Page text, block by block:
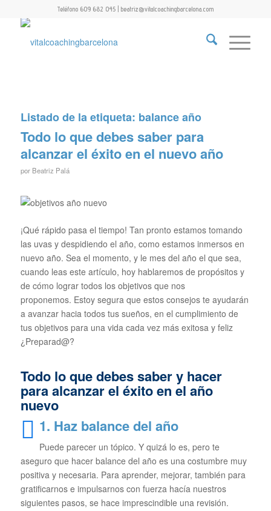
Teléfono 609 682 045 | beatriz@vitalcoachingbarcelona.com
Listado de la etiqueta: balance año
Todo lo que debes saber para
alcanzar el éxito en el nuevo año
por Beatriz Palá
¡Qué rápido pasa el tiempo! Tan pronto estamos tomando
las uvas y despidiendo el año, como estamos inmersos en
nuevo año. Sea el momento, y le mes del año el que sea,
cuando leas este artículo, hoy hablaremos de propósitos y
de cómo lograr todos los objetivos que nos
proponemos. Estoy segura que estos consejos te ayudarán
a avanzar hacia todos tus sueños, en el cumplimiento de
tus objetivos para una vida cada vez más exitosa y feliz
¿Preparad@?
Todo lo que debes saber y hacer
para alcanzar el éxito en el año
nuevo
1. Haz balance del año
Puede parecer un tópico. Y quizá lo es, pero te
aseguro que hacer balance del año es una costumbre muy
positiva y necesaria. Para aprender, mejorar, también para
gratificarnos e impulsarnos con fuerza hacía nuestros
siguientes pasos, se hace imprescindible una revisión.